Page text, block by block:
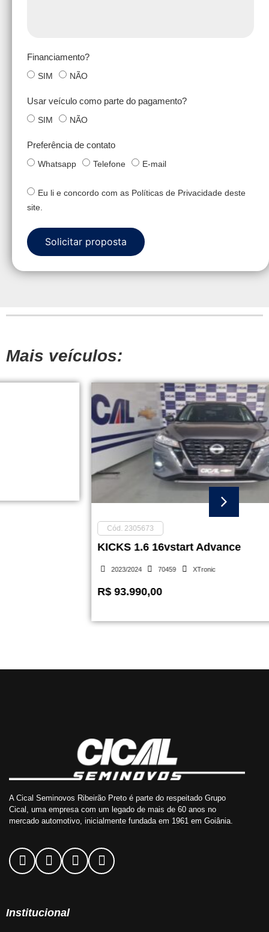
Financiamento?
SIM NÃO
Usar veículo como parte do pagamento?
SIM NÃO
Preferência de contato
Whatsapp Telefone E-mail
Eu li e concordo com as Políticas de Privacidade deste
site.
Solicitar proposta
Mais veículos:
KICKS 1.6 16vstart Advance
XTronic
A Cical Seminovos Ribeirão Preto é parte do respeitado Grupo
Cical, uma empresa com um legado de mais de 60 anos no
mercado automotivo, inicialmente fundada em 1961 em Goiânia.
Institucional